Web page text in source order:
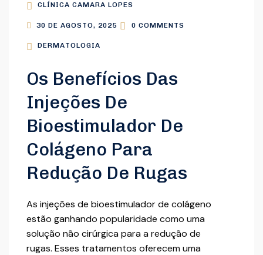
CLÍNICA CAMARA LOPES
30 DE AGOSTO, 2025 0 COMMENTS
DERMATOLOGIA
Os Benefícios Das
Injeções De
Bioestimulador De
Colágeno Para
Redução De Rugas
As injeções de bioestimulador de colágeno
estão ganhando popularidade como uma
solução não cirúrgica para a redução de
rugas. Esses tratamentos oferecem uma